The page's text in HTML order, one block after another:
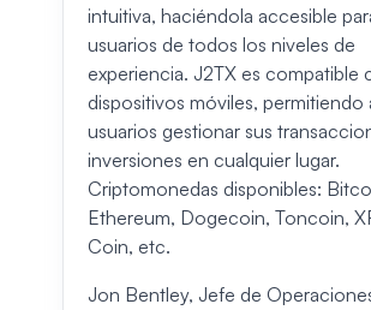
intuitiva, haciéndola accesible
usuarios de todos los niveles de
experiencia. J2TX es compatible
dispositivos móviles, permitiendo
usuarios gestionar sus
inversiones en cualquier lugar.
Criptomonedas disponibles:
Ethereum, Dogecoin, Toncoin,
Coin, etc.
Jon Bentley, Jefe de